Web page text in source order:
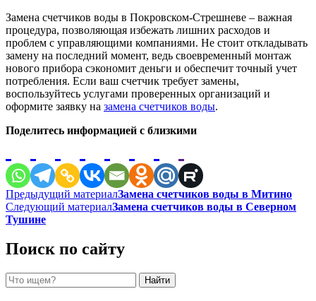
Замена счетчиков воды в Покровском-Стрешневе – важная
процедура, позволяющая избежать лишних расходов и
проблем с управляющими компаниями. Не стоит откладывать
замену на последний момент, ведь своевременный монтаж
нового прибора сэкономит деньги и обеспечит точный учет
потребления. Если ваш счетчик требует замены,
воспользуйтесь услугами проверенных организаций и
оформите заявку на замена счетчиков воды.
Поделитесь информацией с близкими
Навигация
по
Предыдущий материалЗамена счетчиков воды в Митино
Следующий материалЗамена счетчиков воды в Северном
Тушине
Поиск по сайту
Поиск Найти